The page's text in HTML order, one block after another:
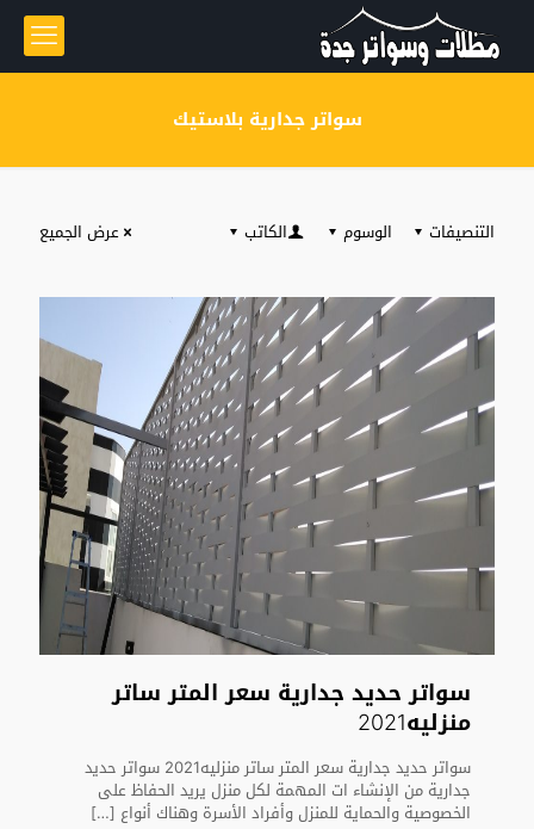
سواتر جدارية بلاستيك
التنصيفات الوسوم الكاتب عرض الجميع
سواتر حديد جدارية سعر المتر ساتر
منزليه2021
سواتر حديد جدارية سعر المتر ساتر منزليه2021 سواتر حديد
جدارية من الإنشاء ات المهمة لكل منزل يريد الحفاظ على
الخصوصية والحماية للمنزل وأفراد الأسرة وهناك أنواع […]